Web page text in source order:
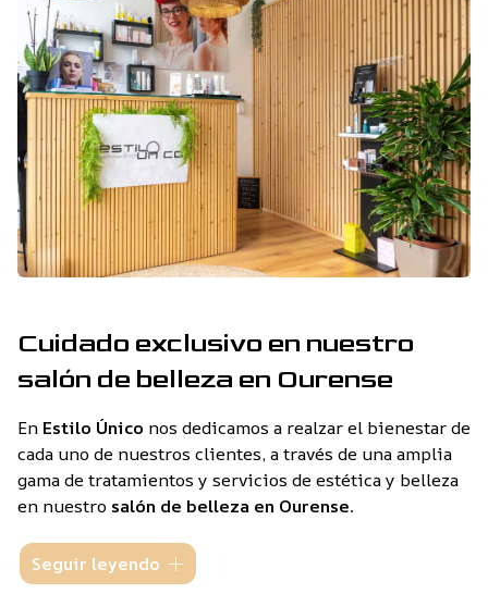
Cuidado exclusivo en nuestro
salón de belleza en Ourense
En Estilo Único nos dedicamos a realzar el bienestar de
cada uno de nuestros clientes, a través de una amplia
gama de tratamientos y servicios de estética y belleza
en nuestro salón de belleza en Ourense.
Nuestras profesionales
específica y años de experiencia en el sector, están
Seguir leyendo